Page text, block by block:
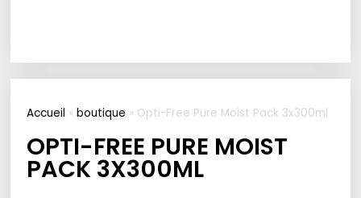
Accueil »boutique » Opti-Free Pure Moist Pack 3x300ml
OPTI-FREE PURE MOIST
PACK 3X300ML